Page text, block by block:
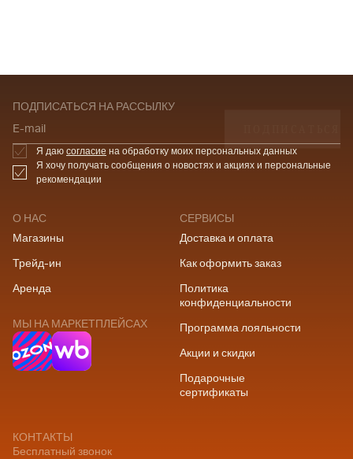
О НАС
Магазины
Трейд-ин
Аренда
МЫ НА МАРКЕТПЛЕЙСАХ
СЕРВИСЫ
Доставка и оплата
Как оформить заказ
Политика
конфиденциальности
Программа лояльности
Акции и скидки
Подарочные
сертификаты
КОНТАКТЫ
Бесплатный звонок
ПОДПИСАТЬСЯ НА РАССЫЛКУ
E-mail
Я даю согласие на обработку моих персональных данных
Я хочу получать сообщения о новостях и акциях и персональные
рекомендации